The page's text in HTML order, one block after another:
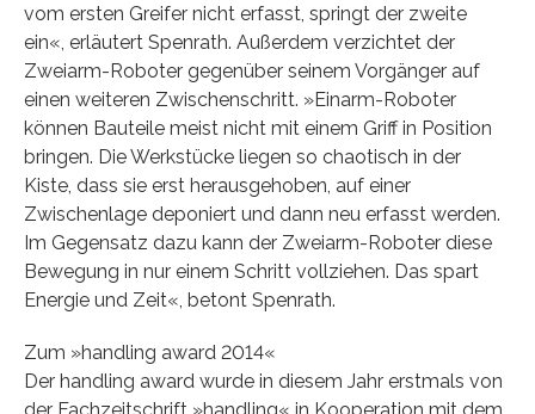
vom ersten Greifer nicht erfasst, springt der zweite
ein«, erläutert Spenrath. Außerdem verzichtet der
Zweiarm-Roboter gegenüber seinem Vorgänger auf
einen weiteren Zwischenschritt. »Einarm-Roboter
können Bauteile meist nicht mit einem Griff in Position
bringen. Die Werkstücke liegen so chaotisch in der
Kiste, dass sie erst herausgehoben, auf einer
Zwischenlage deponiert und dann neu erfasst werden.
Im Gegensatz dazu kann der Zweiarm-Roboter diese
Bewegung in nur einem Schritt vollziehen. Das spart
Energie und Zeit«, betont Spenrath.
Zum »handling award 2014«
Der handling award wurde in diesem Jahr erstmals von
der Fachzeitschrift »handling« in Kooperation mit dem